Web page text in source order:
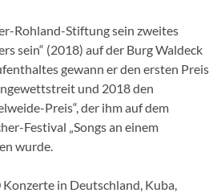
Rohland-Stiftung sein zweites
sein“ (2018) auf der Burg Waldeck
gewann er den ersten Preis
und 2018 den
Preis“, der ihm auf dem
Festival „Songs an einem
wurde.
in Deutschland, Kuba,